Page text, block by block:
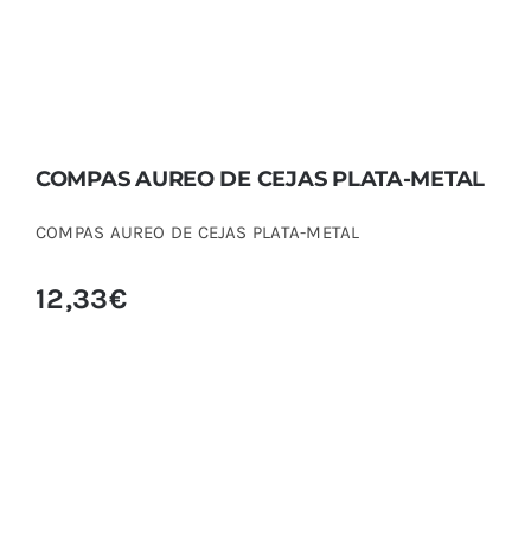
COMPAS AUREO DE CEJAS PLATA-METAL
COMPAS AUREO DE CEJAS PLATA-METAL
12,33€